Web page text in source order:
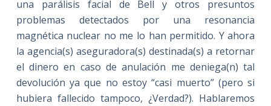
una parálisis facial de Bell y otros presuntos
problemas detectados por una resonancia
magnética nuclear no me lo han permitido. Y ahora
la agencia(s) aseguradora(s) destinada(s) a retornar
el dinero en caso de anulación me deniega(n) tal
devolución ya que no estoy “casi muerto” (pero si
hubiera fallecido tampoco, ¿Verdad?). Hablaremos